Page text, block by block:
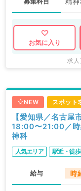
お気に入り
求
NEW スポット
【愛知県／名古
18:00〜21:00／
神科
人気エリア 駅近・徒
給与 時